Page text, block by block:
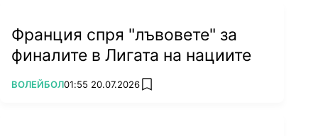
Франция спря "лъвовете" за
финалите в Лигата на нациите
ПОВЕЧЕ ОТ
ВОЛЕЙБОЛ01:55 20.07.2026 add favorites